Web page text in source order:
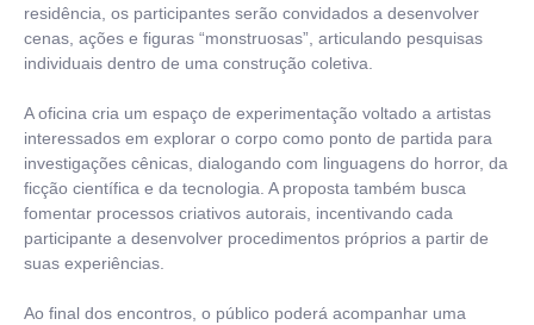
residência, os participantes serão convidados a desenvolver
cenas, ações e figuras “monstruosas”, articulando pesquisas
individuais dentro de uma construção coletiva.
A oficina cria um espaço de experimentação voltado a artistas
interessados em explorar o corpo como ponto de partida para
investigações cênicas, dialogando com linguagens do horror, da
ficção científica e da tecnologia. A proposta também busca
fomentar processos criativos autorais, incentivando cada
participante a desenvolver procedimentos próprios a partir de
suas experiências.
Ao final dos encontros, o público poderá acompanhar uma